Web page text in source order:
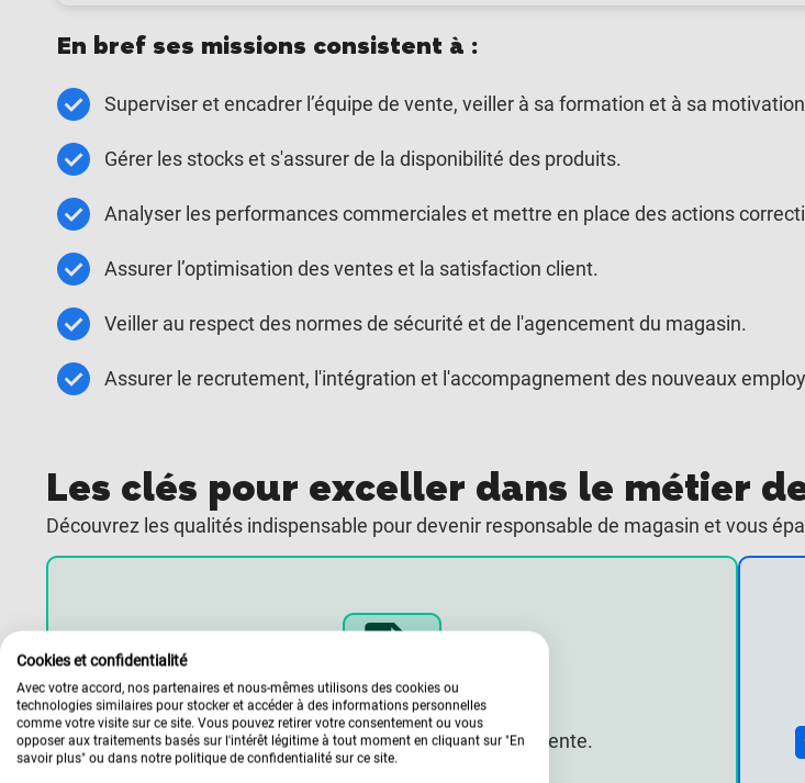
En bref ses missions consistent à :
Superviser et encadrer l’équipe de vente, veiller à sa formation et à sa
Gérer les stocks et s'assurer de la disponibilité des produits.
Analyser les performances commerciales et mettre en place des actions
Assurer l’optimisation des ventes et la satisfaction client.
Veiller au respect des normes de sécurité et de l'agencement du magasin.
Assurer le recrutement, l'intégration et l'accompagnement des nouveaux
Les clés pour exceller dans le métier
Découvrez les qualités indispensable pour devenir responsable de magasin et vous
Les compétences
Gérer l’ensemble des opérations d’un point de vente.
Cookies et confidentialité
Avec votre accord, nos partenaires et nous-mêmes utilisons des cookies ou
technologies similaires pour stocker et accéder à des informations personnelles
comme votre visite sur ce site. Vous pouvez retirer votre consentement ou vous
opposer aux traitements basés sur l'intérêt légitime à tout moment en cliquant sur "En
savoir plus" ou dans notre politique de confidentialité sur ce site.